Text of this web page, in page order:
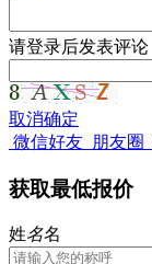
请登录后发表评论
取消确定
微信好友 朋友圈
获取最低报价
姓名名